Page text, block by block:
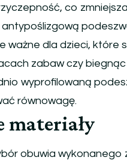
co
ważne dla dzieci, które
zabaw czy
wyprofilowaną
równowagę.
materiały
obuwia wykonanego